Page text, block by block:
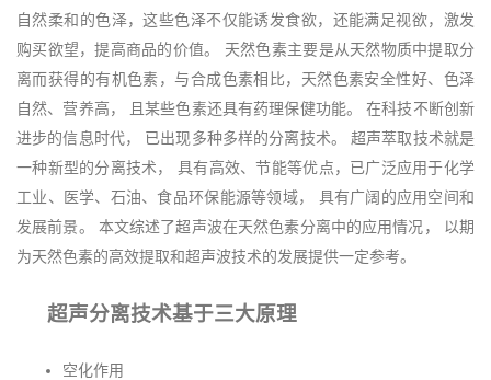
自然柔和的色泽，这些色泽不仅能诱发食欲，还能满足视欲，激发
购买欲望，提高商品的价值。 天然色素主要是从天然物质中提取分
离而获得的有机色素，与合成色素相比，天然色素安全性好、色泽
自然、营养高， 且某些色素还具有药理保健功能。 在科技不断创新
进步的信息时代， 已出现多种多样的分离技术。 超声萃取技术就是
一种新型的分离技术， 具有高效、节能等优点，已广泛应用于化学
工业、医学、石油、食品环保能源等领域， 具有广阔的应用空间和
发展前景。 本文综述了超声波在天然色素分离中的应用情况， 以期
为天然色素的高效提取和超声波技术的发展提供一定参考。
超声分离技术基于三大原理
空化作用